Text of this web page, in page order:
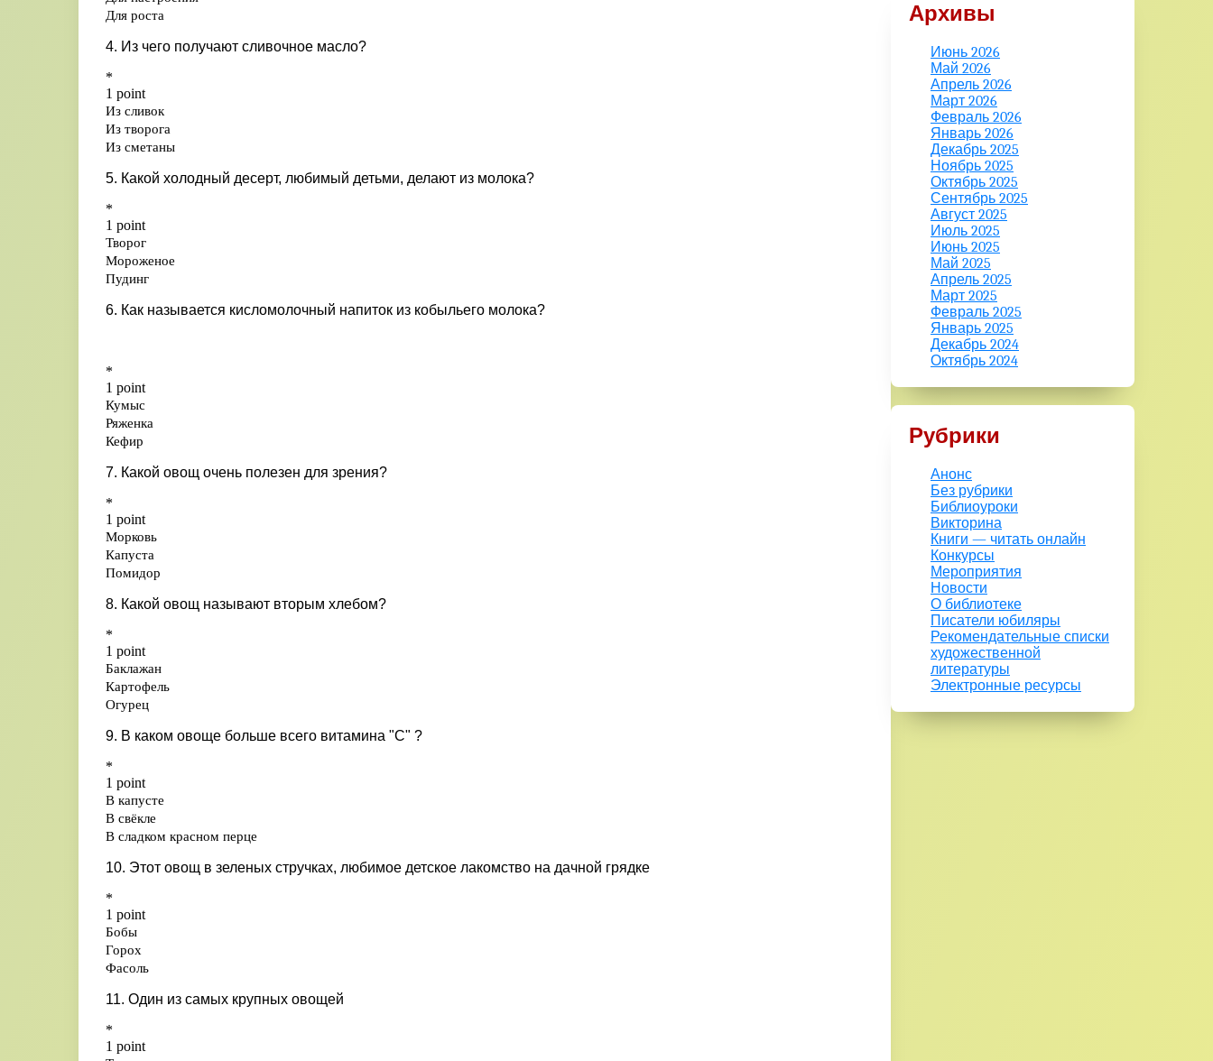
Архивы
Июнь 2026
Май 2026
Апрель 2026
Март 2026
Февраль 2026
Январь 2026
Декабрь 2025
Ноябрь 2025
Октябрь 2025
Сентябрь 2025
Август 2025
Июль 2025
Июнь 2025
Май 2025
Апрель 2025
Март 2025
Февраль 2025
Январь 2025
Декабрь 2024
Октябрь 2024
Рубрики
Анонс
Без рубрики
Библиоуроки
Викторина
Книги — читать онлайн
Конкурсы
Мероприятия
Новости
О библиотеке
Писатели юбиляры
Рекомендательные списки
художественной
литературы
Электронные ресурсы